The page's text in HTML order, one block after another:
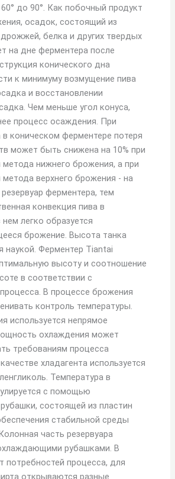
до 90°. Как побочный продукт
осадок, состоящий из
белка и других твердых
на дне ферментера после
конического дна
к минимуму возмущение пива
и восстановлении
Чем меньше угол конуса,
процесс осаждения. При
коническом ферментере потеря
может быть снижена на 10% при
метода нижнего брожения, а при
метода верхнего брожения - на
ферментера, тем
конвекция пива в
нем легко образуется
брожение. Высота танка
наукой. Ферментер Tiantai
высоту и соотношение
в соответствии с
В процессе брожения
контроль температуры.
используется непрямое
охлаждения может
требованиям процесса
хладагента используется
Температура в
с помощью
состоящей из пластин
стабильной среды
часть резервуара
рубашками. В
потребностей процесса, для
открываются разные